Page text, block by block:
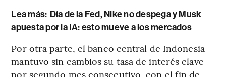
Lea más: Día de la Fed, Nike no despega y Musk
apuesta por la IA: esto mueve a los mercados
Por otra parte, el banco central de Indonesia
mantuvo sin cambios su tasa de interés clave
por segundo mes consecutivo, con el fin de